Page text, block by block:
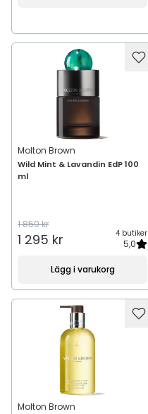
Molton Brown
Wild Mint & Lavandin EdP 100
ml
1 850 kr
1 295 kr 4 butiker
5,0
Lägg i varukorg
Molton Brown